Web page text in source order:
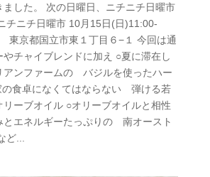
ました。 次の日曜日、ニチニチ日曜市
チニチ日曜市 10月15日(日)11:00-
東京都国立市東１丁目６−１ 今回は通
チャイブレンドに加え ○夏に滞在し
アンファームの バジルを使ったハー
の食卓になくてはならない 弾ける若
ーブオイル ○オリーブオイルと相性
エネルギーたっぷりの 南オースト
...